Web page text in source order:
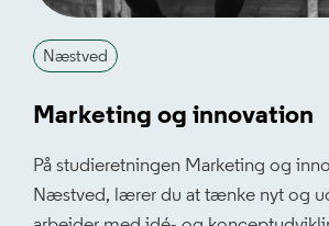
Næstved
Marketing og innovation
På studieretningen Marketing og
Næstved, lærer du at tænke nyt og